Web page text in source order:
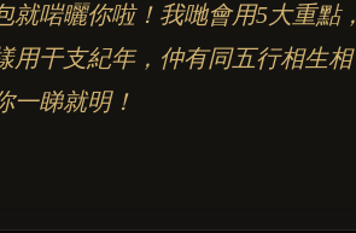
啱曬你啦！我哋會用5大重點，
用干支紀年，仲有同五行相生相
一睇就明！